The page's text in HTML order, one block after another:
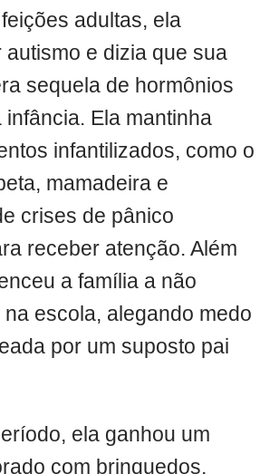
adultas, ela
autismo e dizia que sua
sequela de hormônios
Ela mantinha
infantilizados, como o
mamadeira e
crises de pânico
receber atenção. Além
a família a não
escola, alegando medo
por um suposto pai
ela ganhou um
com brinquedos,